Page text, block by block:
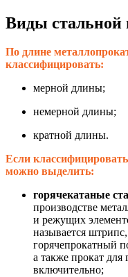
Виды стальной
По длине
классифицировать:
мерной длины;
немерной длины;
кратной длины.
Если
можно выделить:
горячекатаные
производстве
и режущих
называется
горячепрокатный
а также прокат
включительно;